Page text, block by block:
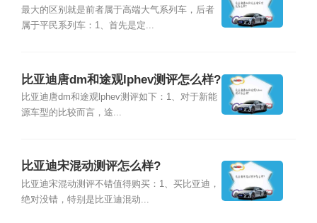
最大的区别就是前者属于高端大气系列车，后者
属于平民系列车：1、首先是定...
比亚迪唐dm和途观lphev测评怎么样?
比亚迪唐dm和途观lphev测评如下：1、对于新能
源车型的比较而言，途...
比亚迪宋混动测评怎么样?
比亚迪宋混动测评不错值得购买：1、买比亚迪，
绝对没错，特别是比亚迪混动...